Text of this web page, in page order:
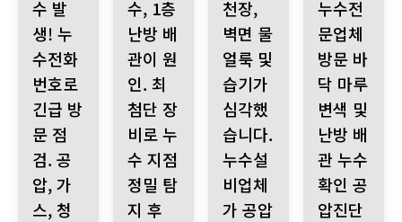
수 발
생! 누
수전화
번호로
긴급 방
문 점
검. 공
압, 가
스, 청
수, 1층
난방 배
관이 원
인. 최
첨단 장
비로 누
수 지점
정밀 탐
지 후
천장,
벽면 물
얼룩 및
습기가
심각했
습니다.
누수설
비업체
가 공압
누수전
문업체
방문 바
닥 마루
변색 및
난방 배
관 누수
확인 공
압진단